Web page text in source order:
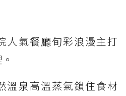
人氣餐廳旬彩浪漫主打
溫泉高溫蒸氣鎖住食材